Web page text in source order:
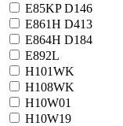
E85KP D146
E861H D413
E864H D184
E892L
H101WK
H108WK
H10W01
H10W19